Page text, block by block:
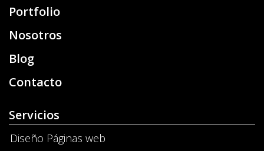
Portfolio
Nosotros
Blog
Contacto
Servicios
Diseño Páginas web